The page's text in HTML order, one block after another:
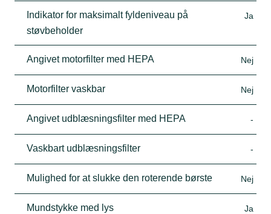
Indikator for maksimalt fyldeniveau på
støvbeholder
Ja
Angivet motorfilter med HEPA Nej
Motorfilter vaskbar Nej
Angivet udblæsningsfilter med HEPA -
Vaskbart udblæsningsfilter -
Mulighed for at slukke den roterende børste Nej
Mundstykke med lys Ja